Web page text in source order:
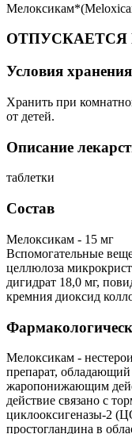
ОТПУСКАЕТСЯ
Условия хранения
Хранить при
от детей.
Описание
таблетки
Состав
Мелоксикам - 15 мг
Вспомогательные
целлюлоза
дигидрат 18,0 мг,
кремния диоксид
Мелоксикам -
препарат,
жаропонижающим
действие связано с
циклооксигеназы-2
простогландина в